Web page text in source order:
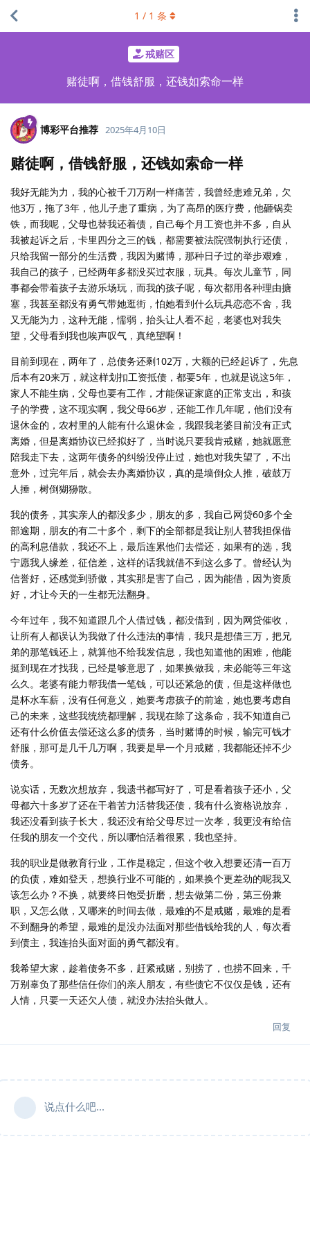
戒赌区
赌徒啊，借钱舒服，还钱如索命一样
1 / 1 条
博彩平台推荐 2025年4月10日
赌徒啊，借钱舒服，还钱如索命一样
我好无能为力，我的心被千刀万剐一样痛苦，我曾经患难兄弟，欠
他3万，拖了3年，他儿子患了重病，为了高昂的医疗费，他砸锅卖
铁，而我呢，父母也替我还着债，自己每个月工资也并不多，自从
我被起诉之后，卡里四分之三的钱，都需要被法院强制执行还债，
只给我留一部分的生活费，我因为赌博，那种日子过的举步艰难，
我自己的孩子，已经两年多都没买过衣服，玩具。每次儿童节，同
事都会带着孩子去游乐场玩，而我的孩子呢，每次都用各种理由搪
塞，我甚至都没有勇气带她逛街，怕她看到什么玩具恋恋不舍，我
又无能为力，这种无能，懦弱，抬头让人看不起，老婆也对我失
望，父母看到我也唉声叹气，真绝望啊！
目前到现在，两年了，总债务还剩102万，大额的已经起诉了，先息
后本有20来万，就这样划扣工资抵债，都要5年，也就是说这5年，
家人不能生病，父母也要有工作，才能保证家庭的正常支出，和孩
子的学费，这不现实啊，我父母66岁，还能工作几年呢，他们没有
退休金的，农村里的人能有什么退休金，我跟我老婆目前没有正式
离婚，但是离婚协议已经拟好了，当时说只要我肯戒赌，她就愿意
陪我走下去，这两年债务的纠纷没停止过，她也对我失望了，不出
意外，过完年后，就会去办离婚协议，真的是墙倒众人推，破鼓万
人捶，树倒猢狲散。
我的债务，其实亲人的都没多少，朋友的多，我自己网贷60多个全
部逾期，朋友的有二十多个，剩下的全部都是我让别人替我担保借
的高利息借款，我还不上，最后连累他们去偿还，如果有的选，我
宁愿我人缘差，征信差，这样的话我就借不到这么多了。曾经认为
信誉好，还感觉到骄傲，其实那是害了自己，因为能借，因为资质
好，才让今天的一生都无法翻身。
今年过年，我不知道跟几个人借过钱，都没借到，因为网贷催收，
让所有人都误认为我做了什么违法的事情，我只是想借三万，把兄
弟的那笔钱还上，就算他不给我发信息，我也知道他的困难，他能
挺到现在才找我，已经是够意思了，如果换做我，未必能等三年这
么久。老婆有能力帮我借一笔钱，可以还紧急的债，但是这样做也
是杯水车薪，没有任何意义，她要考虑孩子的前途，她也要考虑自
己的未来，这些我统统都理解，我现在除了这条命，我不知道自己
还有什么价值去偿还这么多的债务，当时赌博的时候，输完可钱才
舒服，那可是几千几万啊，我要是早一个月戒赌，我都能还掉不少
债务。
说实话，无数次想放弃，我遗书都写好了，可是看着孩子还小，父
母都六十多岁了还在干着苦力活替我还债，我有什么资格说放弃，
我还没看到孩子长大，我还没有给父母尽过一次孝，我更没有给信
任我的朋友一个交代，所以哪怕活着很累，我也坚持。
我的职业是做教育行业，工作是稳定，但这个收入想要还清一百万
的负债，难如登天，想换行业不可能的，如果换个更差劲的呢我又
该怎么办？不换，就要终日饱受折磨，想去做第二份，第三份兼
职，又怎么做，又哪来的时间去做，最难的不是戒赌，最难的是看
不到翻身的希望，最难的是没办法面对那些借钱给我的人，每次看
到债主，我连抬头面对面的勇气都没有。
我希望大家，趁着债务不多，赶紧戒赌，别捞了，也捞不回来，千
万别辜负了那些信任你们的亲人朋友，有些债它不仅仅是钱，还有
人情，只要一天还欠人债，就没办法抬头做人。
回复
说点什么吧...